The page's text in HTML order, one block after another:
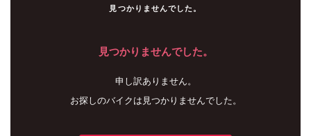
見つかりませんでした。
見つかりませんでした。
申し訳ありません。
お探しのバイクは見つかりませんでした。